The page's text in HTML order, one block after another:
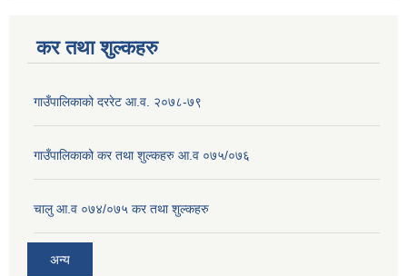
कर तथा शुल्कहरु
गाउँपालिकाको दररेट आ.व. २०७८-७९
गाउँपालिकाको कर तथा शुल्कहरु आ.व ०७५/०७६
चालु आ.व ०७४/०७५ कर तथा शुल्कहरु
अन्य